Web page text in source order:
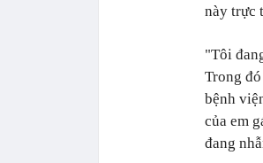
này trực
"Tôi
Trong
bệnh
của em
đang